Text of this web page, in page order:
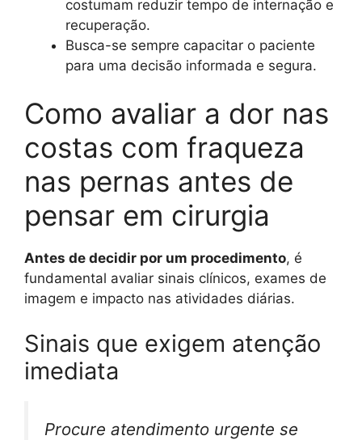
costumam reduzir tempo de internação e
recuperação.
Busca-se sempre capacitar o paciente
para uma decisão informada e segura.
Como avaliar a dor nas
costas com fraqueza
nas pernas antes de
pensar em cirurgia
Antes de decidir por um procedimento, é
fundamental avaliar sinais clínicos, exames de
imagem e impacto nas atividades diárias.
Sinais que exigem atenção
imediata
Procure atendimento urgente se